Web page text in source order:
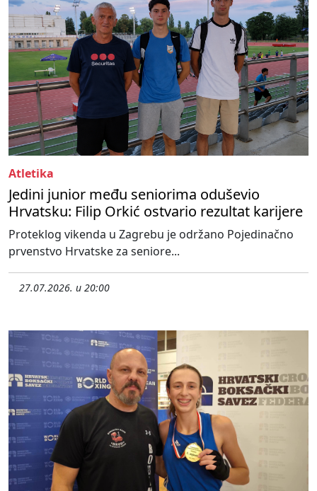
Atletika
Jedini junior među seniorima oduševio
Hrvatsku: Filip Orkić ostvario rezultat karijere
Proteklog vikenda u Zagrebu je održano Pojedinačno
prvenstvo Hrvatske za seniore...
27.07.2026. u 20:00